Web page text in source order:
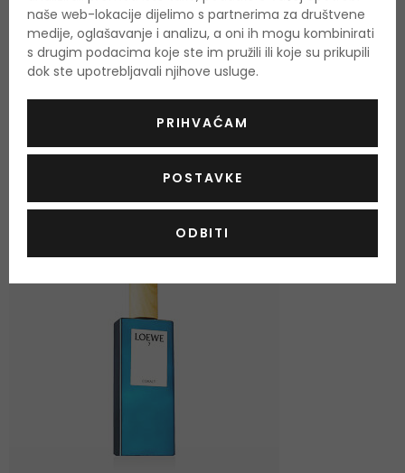
Podaci o dobivanju ocjena
naše web-lokacije dijelimo s partnerima za društvene
medije, oglašavanje i analizu, a oni ih mogu kombinirati
s drugim podacima koje ste im pružili ili koje su prikupili
dok ste upotrebljavali njihove usluge.
PRIHVAĆAM
POSTAVKE
ODBITI